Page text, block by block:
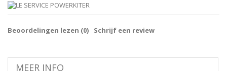
Beoordelingen lezen (0) Schrijf een review
MEER INFO